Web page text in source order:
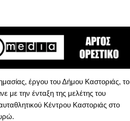
έργου του Δήμου Καστοριάς, το
με την ένταξη της μελέτης του
Κέντρου Καστοριάς στο